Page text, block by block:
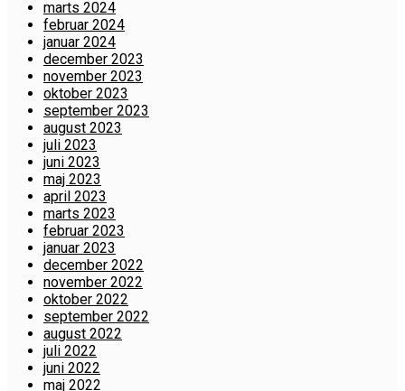
marts 2024
februar 2024
januar 2024
december 2023
november 2023
oktober 2023
september 2023
august 2023
juli 2023
juni 2023
maj 2023
april 2023
marts 2023
februar 2023
januar 2023
december 2022
november 2022
oktober 2022
september 2022
august 2022
juli 2022
juni 2022
maj 2022